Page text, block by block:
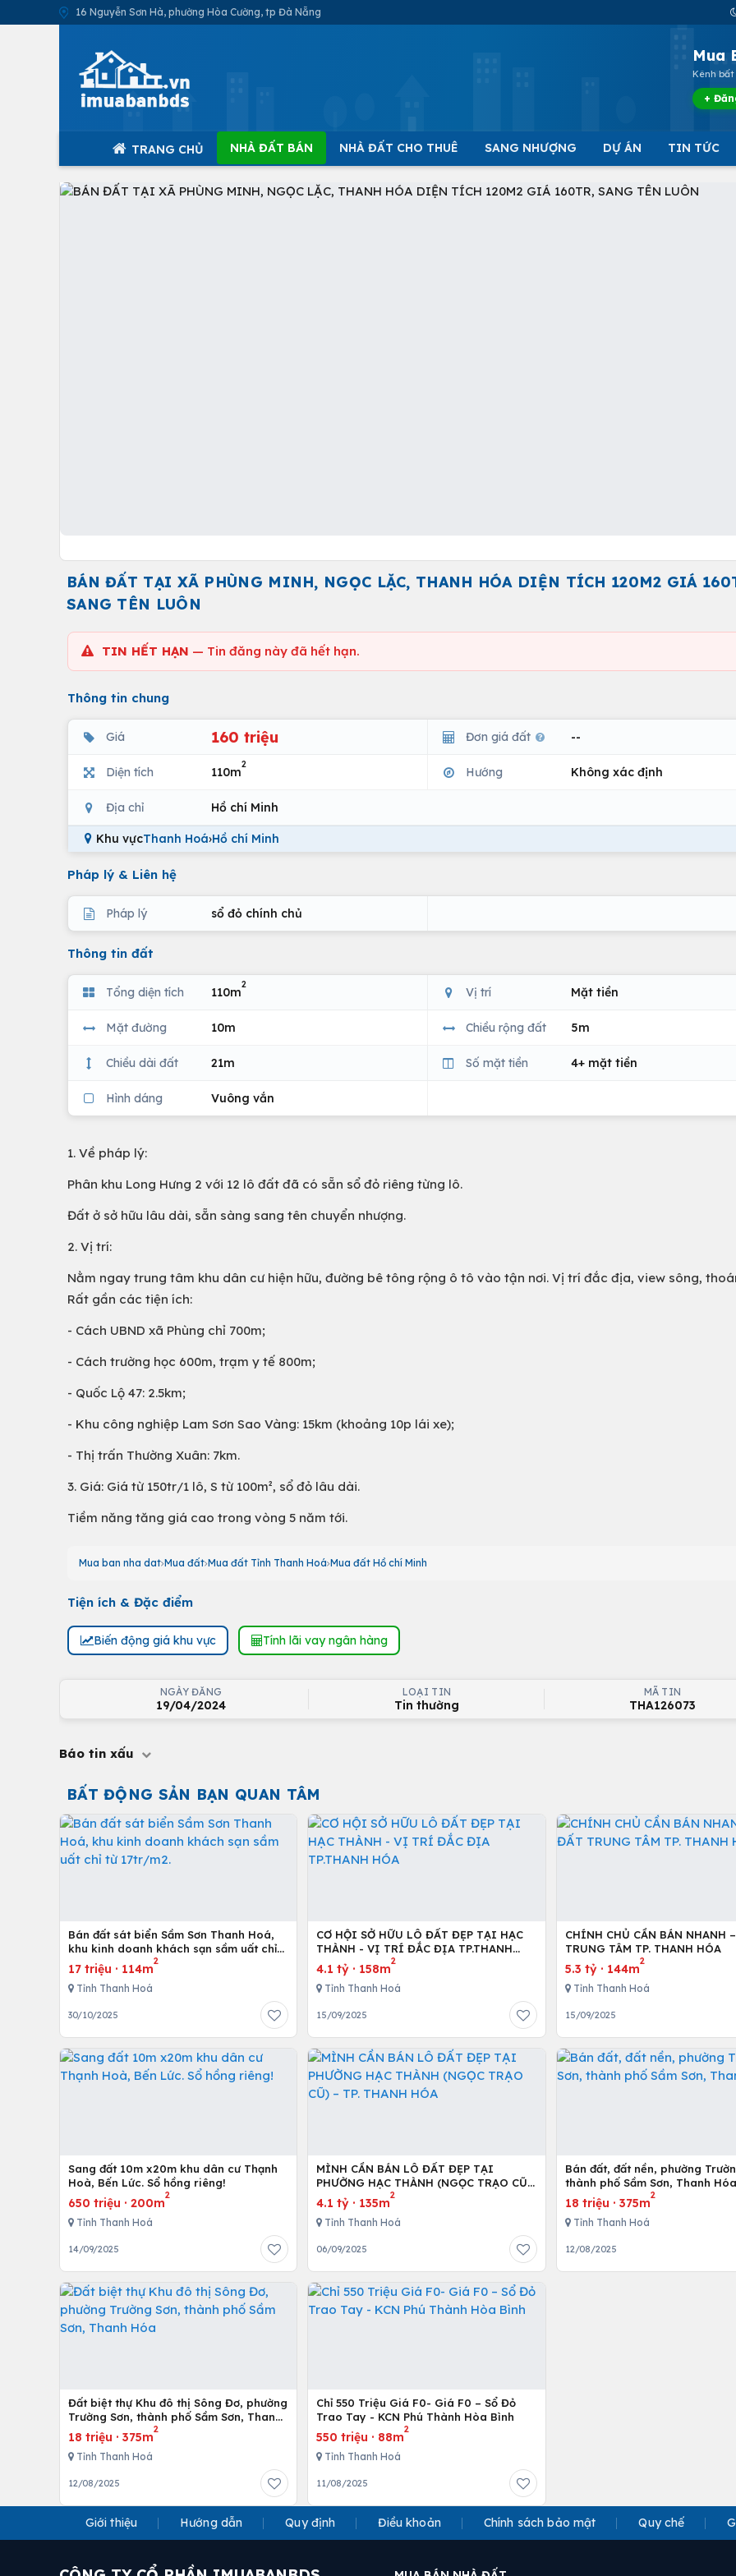
16 Nguyễn Sơn Hà, phường Hòa Cường, tp Đà Nẵng
Mua
Kênh bất
+
TRANG CHỦ NHÀ ĐẤT BÁN NHÀ ĐẤT CHO THUÊ SANG NHƯỢNG DỰ ÁN TIN TỨC
BÁN ĐẤT TẠI XÃ PHÙNG MINH, NGỌC LẶC, THANH HÓA DIỆN TÍCH 120M2 GIÁ
SANG TÊN LUÔN
TIN HẾT HẠN — Tin đăng này đã hết hạn.
Thông tin chung
Giá 160 triệu Đơn giá đất --
Diện tích 110m
2
Hướng Không xác định
Địa chỉ Hồ chí Minh
Khu vựcThanh Hoá›Hồ chí Minh
Pháp lý & Liên hệ
Pháp lý sổ đỏ chính chủ
Thông tin đất
Tổng diện tích 110m
2
Vị trí Mặt tiền
Mặt đường 10m Chiều rộng đất 5m
Chiều dài đất 21m Số mặt tiền 4+ mặt tiền
Hình dáng Vuông vắn
1. Về pháp lý:
Phân khu Long Hưng 2 với 12 lô đất đã có sẵn sổ đỏ riêng từng lô.
Đất ở sở hữu lâu dài, sẵn sàng sang tên chuyển nhượng.
2. Vị trí:
Nằm ngay trung tâm khu dân cư hiện hữu, đường bê tông rộng ô tô vào tận nơi. Vị trí đắc địa, view sông,
Rất gần các tiện ích:
- Cách UBND xã Phùng chỉ 700m;
- Cách trường học 600m, trạm y tế 800m;
- Quốc Lộ 47: 2.5km;
- Khu công nghiệp Lam Sơn Sao Vàng: 15km (khoảng 10p lái xe);
- Thị trấn Thường Xuân: 7km.
3. Giá: Giá từ 150tr/1 lô, S từ 100m², sổ đỏ lâu dài.
Tiềm năng tăng giá cao trong vòng 5 năm tới.
Mua ban nha dat Mua đất Mua đất Tỉnh Thanh Hoá Mua đất Hồ chí Minh
Tiện ích & Đặc điểm
Biến động giá khu vực Tính lãi vay ngân hàng
NGÀY ĐĂNG
19/04/2024
LOẠI TIN
Tin thường
MÃ TIN
THA126073
Báo tin xấu
BẤT ĐỘNG SẢN BẠN QUAN TÂM
Bán đất sát biển Sầm Sơn Thanh Hoá,
khu kinh doanh khách sạn sầm uất chỉ
từ 17tr/m2.
17 triệu · 114m
2
Tỉnh Thanh Hoá
30/10/2025
CƠ HỘI SỞ HỮU LÔ ĐẤT ĐẸP TẠI HẠC
THÀNH - VỊ TRÍ ĐẮC ĐỊA TP.THANH
HÓA
4.1 tỷ · 158m
2
Tỉnh Thanh Hoá
15/09/2025
CHÍNH CHỦ CẦN BÁN NHANH
TRUNG TÂM TP. THANH HÓA
5.3 tỷ· 144m
2
Tỉnh Thanh Hoá
15/09/2025
Sang đất 10m x20m khu dân cư Thạnh
Hoà, Bến Lức. Sổ hồng riêng!
650 triệu · 200m
2
Tỉnh Thanh Hoá
14/09/2025
MÌNH CẦN BÁN LÔ ĐẤT ĐẸP TẠI
PHƯỜNG HẠC THÀNH (NGỌC TRẠO CŨ)
– TP. THANH HÓA
4.1 tỷ · 135m
2
Tỉnh Thanh Hoá
06/09/2025
Bán đất, đất nền, phường
thành phố Sầm Sơn, Thanh Hóa
18 triệu · 375m
2
Tỉnh Thanh Hoá
12/08/2025
Đất biệt thự Khu đô thị Sông Đơ, phường
Trường Sơn, thành phố Sầm Sơn, Thanh
Hóa
18 triệu · 375m
2
Tỉnh Thanh Hoá
12/08/2025
Chỉ 550 Triệu Giá F0- Giá F0 – Sổ Đỏ
Trao Tay - KCN Phú Thành Hòa Bình
550 triệu · 88m
2
Tỉnh Thanh Hoá
11/08/2025
Giới thiệu Hướng dẫn Quy định Điều khoản Chính sách bảo mật Quy chế